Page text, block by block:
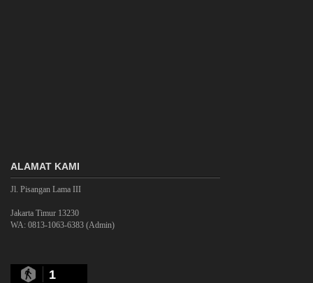
ALAMAT KAMI
Jl. Pisangan Lama III
Jakarta Timur 13230
WA: 0813-1063-6383 (Admin)
1